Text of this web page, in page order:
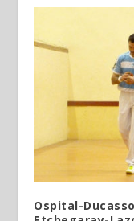
Ospital-